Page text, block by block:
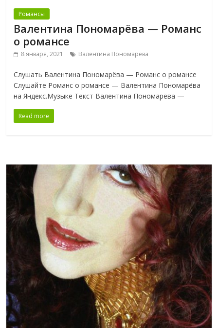
Романсы
Валентина Пономарёва — Романс
о романсе
8 января, 2021 Валентина Пономарёва
Слушать Валентина Пономарёва — Романс о романсе
Слушайте Романс о романсе — Валентина Пономарёва
на Яндекс.Музыке Текст Валентина Пономарёва —
Read more